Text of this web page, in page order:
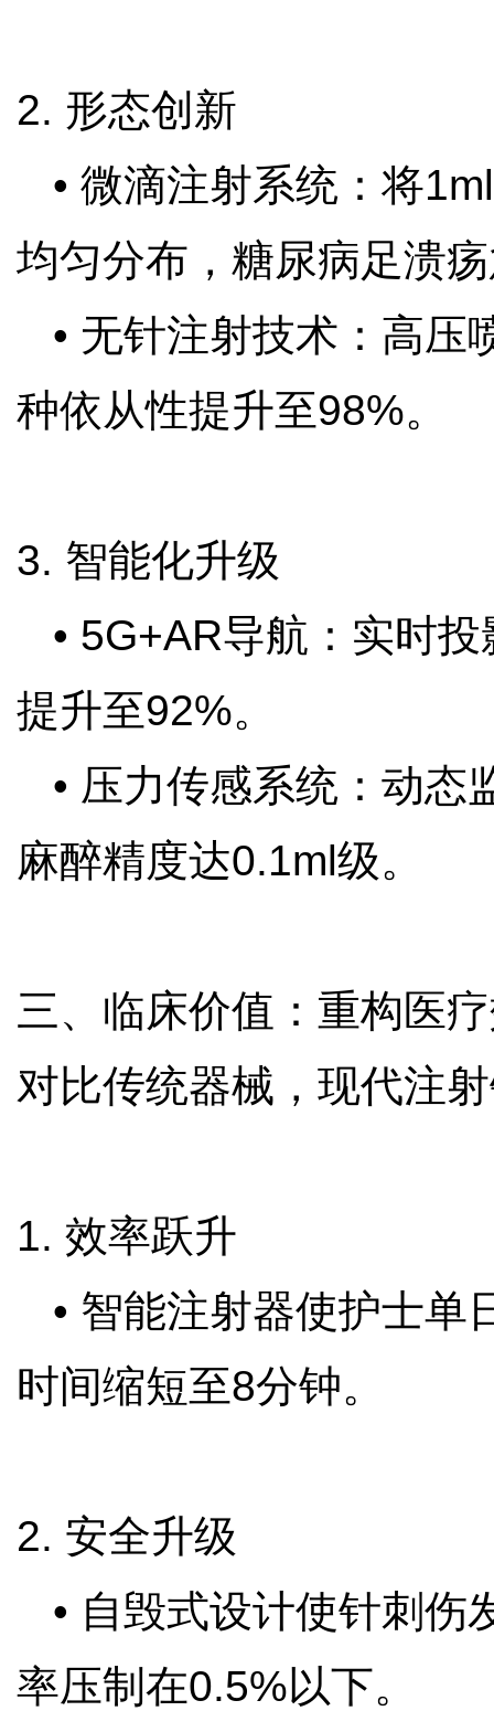
2. 形态创新
• 微滴注射系统：将
均匀分布，糖尿病足溃
• 无针注射技术：高压
种依从性提升至98%。
3. 智能化升级
• 5G+AR导航：实时
提升至92%。
• 压力传感系统：动态
麻醉精度达0.1ml级。
三、临床价值：重构医
对比传统器械，现代注
1. 效率跃升
• 智能注射器使护士单
时间缩短至8分钟。
2. 安全升级
• 自毁式设计使针刺伤
率压制在0.5%以下。